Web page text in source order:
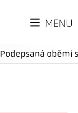
MENU
Podepsaná oběmi